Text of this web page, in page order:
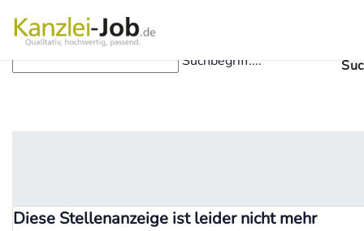
Suchbegriff....
Diese Stellenanzeige ist leider nicht mehr